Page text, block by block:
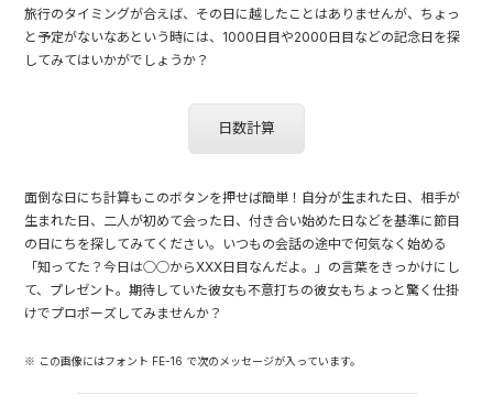
旅行のタイミングが合えば、その日に越したことはありませんが、ちょっ
と予定がないなあという時には、1000日目や2000日目などの記念日を探
してみてはいかがでしょうか？
日数計算
面倒な日にち計算もこのボタンを押せば簡単！自分が生まれた日、相手が
生まれた日、二人が初めて会った日、付き合い始めた日などを基準に節目
の日にちを探してみてください。いつもの会話の途中で何気なく始める
「知ってた？今日は○○からXXX日目なんだよ。」の言葉をきっかけにし
て、プレゼント。期待していた彼女も不意打ちの彼女もちょっと驚く仕掛
けでプロポーズしてみませんか？
※ この画像にはフォント FE-16 で次のメッセージが入っています。